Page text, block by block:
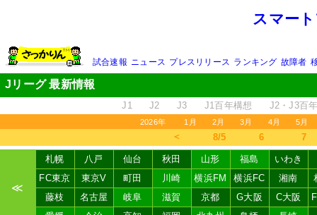
スマー
試合速報 ニュース プレスリリース ランキング 故障者
Jリーグ 最新情報
J1 J2 J3 J1百年構想 J2・J3百
2026年 1月 2月 3月 4月 5月
＜ 8/5 6 7
≪
札幌 八戸 仙台 秋田 山形 福島
いわき
FC東京
東京V 町田 川崎 横浜FM 横浜FC 湘南
藤枝
名古屋 岐阜 滋賀 京都 G大阪 C大阪